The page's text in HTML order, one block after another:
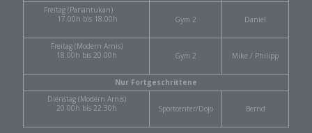
Freitag (Panantukan)
17.00h bis 18.00h
Gym 2 Daniel
Freitag (Modern Arnis)
18.00h bis 20.00h
Gym 2 Mike / Philipp
Nur Fortgeschrittene
Dienstag (Modern Arnis)
20.00h bis 22.30h
Sportcenter/Dojo Bernd
identification number, location data, an online
identifier or to one or more factors specific to the
cultural or social identity of that natural person.
b) Data subject
Data subject is any identified or identifiable natural